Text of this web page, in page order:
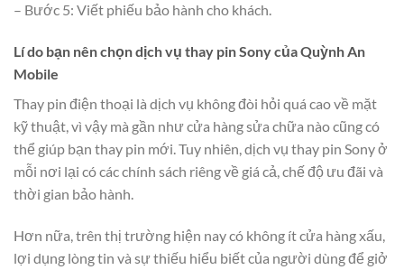
– Bước 5: Viết phiếu bảo hành cho khách.
Lí do bạn nên chọn dịch vụ thay pin Sony của Quỳnh An
Mobile
Thay pin điện thoại là dịch vụ không đòi hỏi quá cao về mặt
kỹ thuật, vì vậy mà gần như cửa hàng sửa chữa nào cũng có
thể giúp bạn thay pin mới. Tuy nhiên, dịch vụ thay pin Sony ở
mỗi nơi lại có các chính sách riêng về giá cả, chế độ ưu đãi và
thời gian bảo hành.
Hơn nữa, trên thị trường hiện nay có không ít cửa hàng xấu,
lợi dụng lòng tin và sự thiếu hiểu biết của người dùng để giở